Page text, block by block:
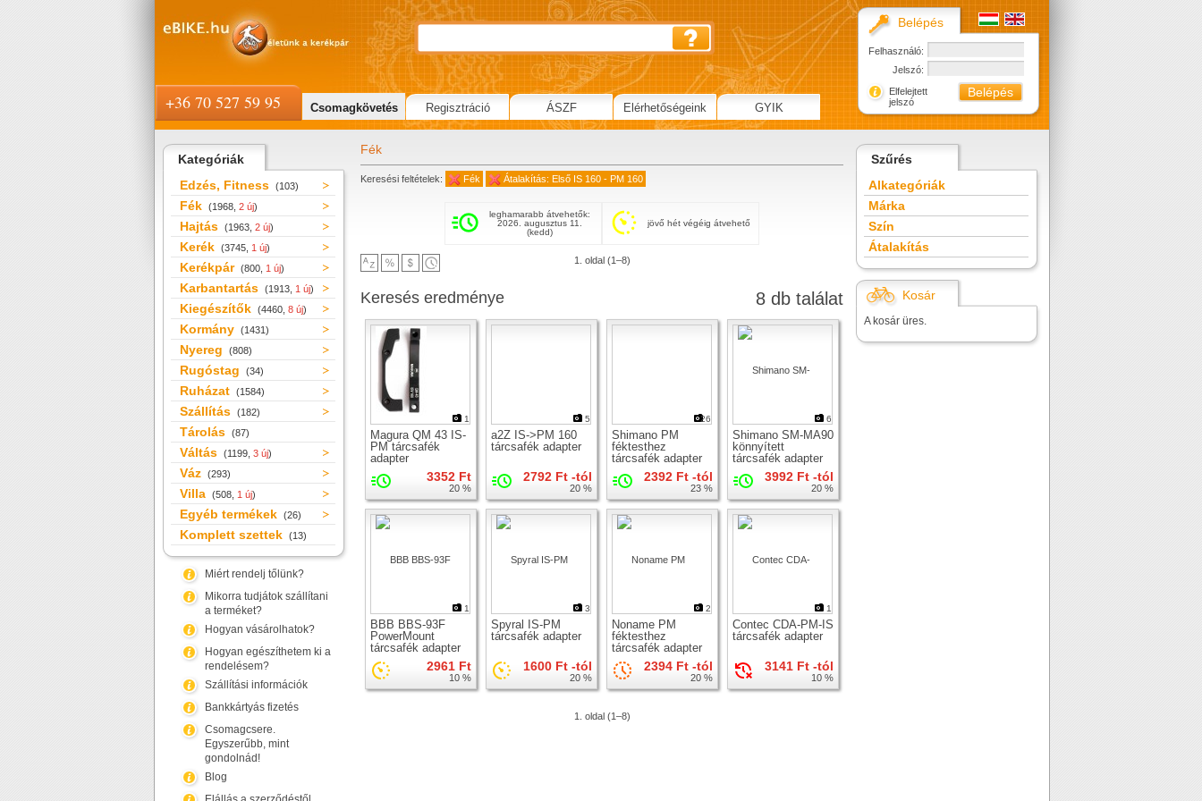
Kategóriák
Edzés, Fitness (103)
Fék (1968, 2 új)
Hajtás (1963, 2 új)
Kerék (3745, 1 új)
Kerékpár (800, 1 új)
Karbantartás (1913, 1 új)
Kiegészítők (4460, 8 új)
Kormány (1431)
Nyereg (808)
Rugóstag (34)
Ruházat (1584)
Szállítás (182)
Tárolás (87)
Váltás (1199, 3 új)
Váz (293)
Villa (508, 1 új)
Egyéb termékek (26)
Komplett szettek (13)
Miért rendelj tőlünk?
Mikorra tudjátok szállítani
a terméket?
Hogyan vásárolhatok?
Hogyan egészíthetem ki a
rendelésem?
Szállítási információk
Bankkártyás fizetés
Csomagcsere.
Egyszerűbb, mint
gondolnád!
Blog
Fék
Keresési feltételek: Fék Átalakítás: Első IS 160 - PM 160
leghamarabb átvehetők:
2026. augusztus 11.
(kedd)
jövő hét végéig átvehető
1. oldal (1–8)
8 db találat
Keresés eredménye
1
Magura QM 43 IS-
PM tárcsafék
adapter
3352 Ft
20 %
5
a2Z IS->PM 160
tárcsafék adapter
2792 Ft -tól
20 %
26
Shimano PM
féktesthez
tárcsafék adapter
2392 Ft -tól
23 %
6
Shimano SM-MA90
könnyített
tárcsafék adapter
PM fékhez3992 Ft -tól
20 %
1
BBB BBS-93F
PowerMount
tárcsafék adapter
2961 Ft
10 %
3
Spyral IS-PM
tárcsafék adapter
1600 Ft -tól
20 %
2
Noname PM
féktesthez
tárcsafék adapter
2394 Ft -tól
20 %
1
Contec CDA-PM-IS
tárcsafék adapter
3141 Ft -tól
10 %
1. oldal (1–8)
Szűrés
Alkategóriák
Márka
Szín
Átalakítás
Kosár
A kosár üres.
Belépés
Felhasználó:
Jelszó:
Elfelejtett
jelszó
+36 70 527 59 95 Csomagkövetés Regisztráció ÁSZF Elérhetőségeink GYIK